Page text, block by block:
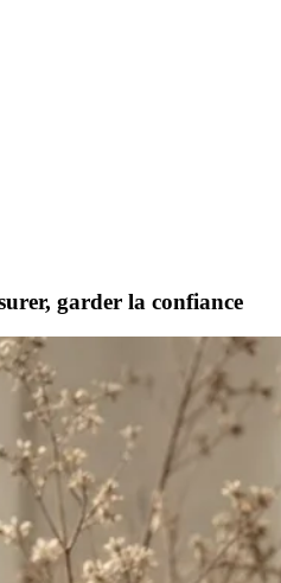
garder la confiance